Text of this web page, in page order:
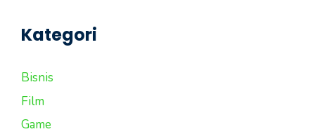
Kategori
Bisnis
Film
Game